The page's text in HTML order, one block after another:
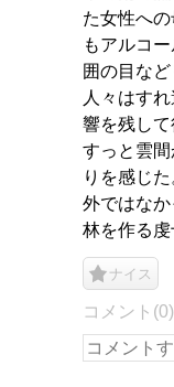
た女性へ
もアルコ
囲の目な
人々はす
響を残して
すっと雲
りを感じ
外ではな
林を作る
ナイス
コメント(0)